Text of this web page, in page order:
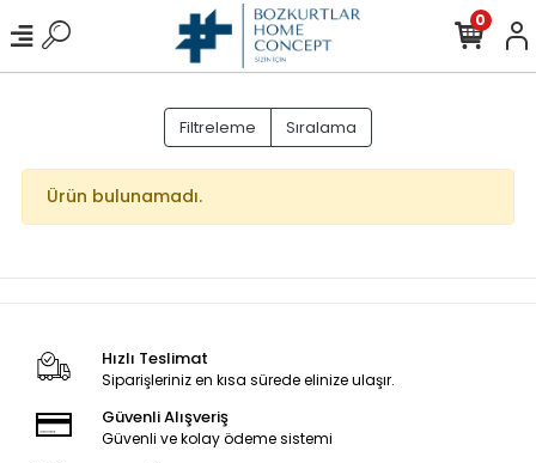
0
Filtreleme Sıralama
Ürün bulunamadı.
Hızlı Teslimat
Siparişleriniz en kısa sürede elinize ulaşır.
Güvenli Alışveriş
Güvenli ve kolay ödeme sistemi